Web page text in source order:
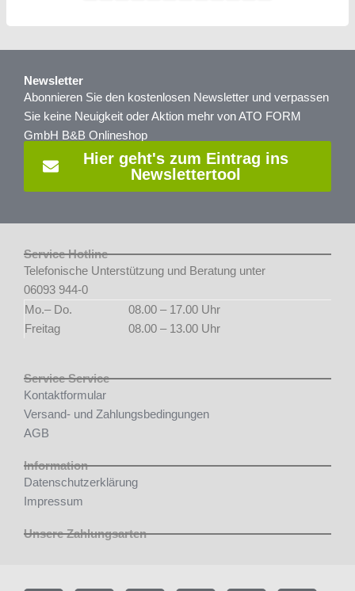
Newsletter
Abonnieren Sie den kostenlosen Newsletter und verpassen
Sie keine Neuigkeit oder Aktion mehr von ATO FORM
GmbH B&B Onlineshop
Hier geht's zum Eintrag ins
Newslettertool
Service Hotline
Telefonische Unterstützung und Beratung unter
06093 944-0
Mo.– Do.
08.00 – 17.00 Uhr
Freitag
08.00 – 13.00 Uhr
Service Service
Kontaktformular
Versand- und Zahlungsbedingungen
AGB
Information
Datenschutzerklärung
Impressum
Unsere Zahlungsarten